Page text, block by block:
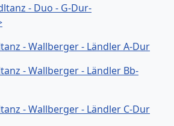
- Duo - G-Dur-
- Wallberger - Ländler A-Dur
- Wallberger - Ländler Bb-
- Wallberger - Ländler C-Dur